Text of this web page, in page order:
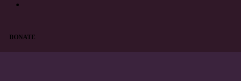
DONATE